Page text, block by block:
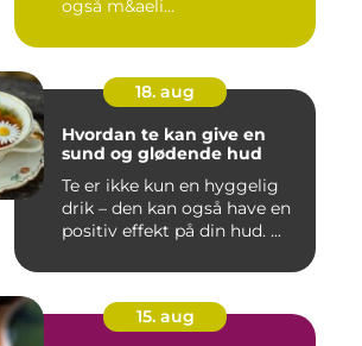
også m&aeli...
18. aug
Hvordan te kan give en
sund og glødende hud
Te er ikke kun en hyggelig
drik – den kan også have en
positiv effekt på din hud. ...
15. aug